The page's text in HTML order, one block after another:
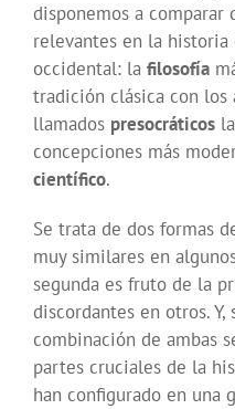
disponemos a comparar
relevantes en la
occidental: la filosofía
tradición clásica con los
llamados presocráticos
concepciones más
científico.
Se trata de dos formas
muy similares en
segunda es fruto de la
discordantes en otros. Y,
combinación de ambas
partes cruciales de la
han configurado en una